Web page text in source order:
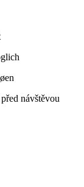
návštěvou